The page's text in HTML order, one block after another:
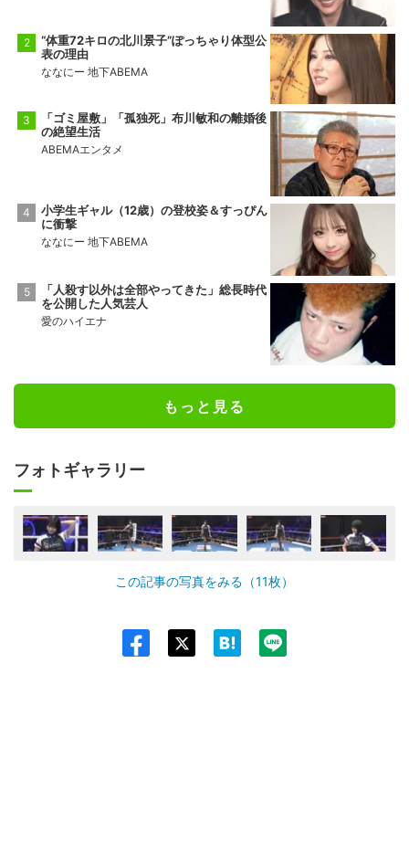
“体重72キロの北川景子”ぽっちゃり体型公
表の理由
ななにー 地下ABEMA
「ゴミ屋敷」「孤独死」布川敏和の離婚後
の絶望生活
ABEMAエンタメ
小学生ギャル（12歳）の登校姿＆すっぴん
に衝撃
ななにー 地下ABEMA
「人殺す以外は全部やってきた」総長時代
を公開した人気芸人
愛のハイエナ
もっと見る
フォトギャラリー
この記事の写真をみる（11枚）